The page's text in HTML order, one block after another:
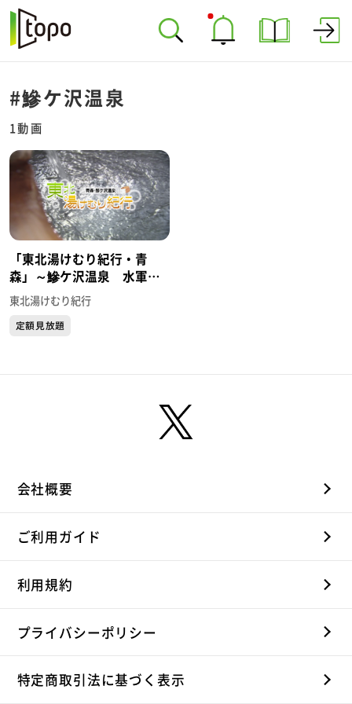
#鰺ケ沢温泉
1動画
「東北湯けむり紀行・青
森」～鰺ケ沢温泉 水軍の
宿～
東北湯けむり紀行
定額見放題
会社概要
ご利用ガイド
利用規約
プライバシーポリシー
特定商取引法に基づく表示